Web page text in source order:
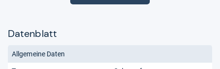
Datenblatt
Allgemeine Daten